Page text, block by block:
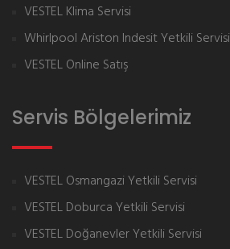
VESTEL Klima Servisi
Whirlpool Ariston Indesit Yetkili Servisi
VESTEL Online Satış
Servis Bölgelerimiz
VESTEL Osmangazi Yetkili Servisi
VESTEL Doburca Yetkili Servisi
VESTEL Doğanevler Yetkili Servisi